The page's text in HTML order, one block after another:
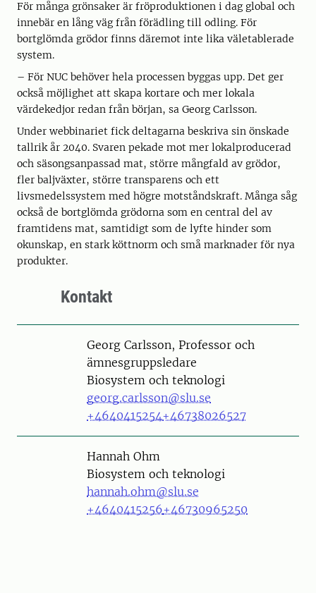
För många grönsaker är fröproduktionen i dag global och
innebär en lång väg från förädling till odling. För
bortglömda grödor finns däremot inte lika väletablerade
system.
– För NUC behöver hela processen byggas upp. Det ger
också möjlighet att skapa kortare och mer lokala
värdekedjor redan från början, sa Georg Carlsson.
Under webbinariet fick deltagarna beskriva sin önskade
tallrik år 2040. Svaren pekade mot mer lokalproducerad
och säsongsanpassad mat, större mångfald av grödor,
fler baljväxter, större transparens och ett
livsmedelssystem med högre motståndskraft. Många såg
också de bortglömda grödorna som en central del av
framtidens mat, samtidigt som de lyfte hinder som
okunskap, en stark köttnorm och små marknader för nya
produkter.
Kontakt
PersonGeorg Carlsson, Professor och
ämnesgruppsledare
Biosystem och teknologi
georg.carlsson@slu.se
+4640415254+46738026527
PersonHannah Ohm
Biosystem och teknologi
hannah.ohm@slu.se
+4640415256+46730965250